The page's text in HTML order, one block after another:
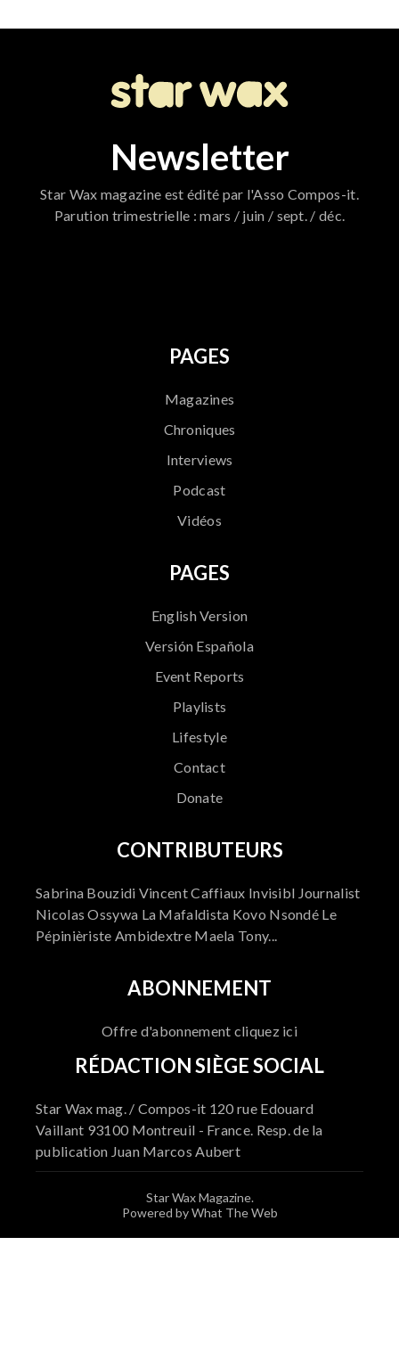
Newsletter
Star Wax magazine est édité par l'Asso Compos-it.
Parution trimestrielle : mars / juin / sept. / déc.
PAGES
Magazines
Chroniques
Interviews
Podcast
Vidéos
PAGES
English Version
Versión Española
Event Reports
Playlists
Lifestyle
Contact
Donate
CONTRIBUTEURS
Sabrina Bouzidi Vincent Caffiaux Invisibl Journalist
Nicolas Ossywa La Mafaldista Kovo Nsondé Le
Pépinièriste Ambidextre Maela Tony...
ABONNEMENT
Offre d'abonnement cliquez ici
RÉDACTION SIÈGE SOCIAL
Star Wax mag. / Compos-it 120 rue Edouard
Vaillant 93100 Montreuil - France. Resp. de la
publication Juan Marcos Aubert
Star Wax Magazine.
Powered by What The Web